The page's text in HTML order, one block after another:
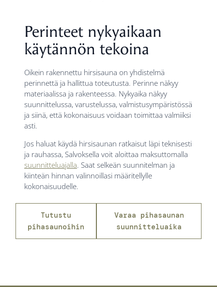
Perinteet nykyaikaan
käytännön tekoina
Oikein rakennettu hirsisauna on yhdistelmä
perinnettä ja hallittua toteutusta. Perinne näkyy
materiaalissa ja rakenteessa. Nykyaika näkyy
suunnittelussa, varustelussa, valmistusympäristössä
ja siinä, että kokonaisuus voidaan toimittaa valmiiksi
asti.
Jos haluat käydä hirsisaunan ratkaisut läpi teknisesti
ja rauhassa, Salvoksella voit aloittaa maksuttomalla
suunnitteluajalla. Saat selkeän suunnitelman ja
kiinteän hinnan valinnoillasi määritellylle
kokonaisuudelle.
Tutustu
pihasaunoihin
Varaa pihasaunan
suunnitteluaika